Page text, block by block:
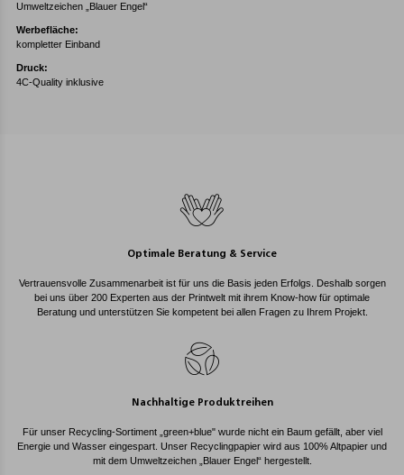
Umweltzeichen „Blauer Engel“
Werbefläche:
kompletter Einband
Druck:
4C-Quality inklusive
Optimale Beratung & Service
Vertrauensvolle Zusammenarbeit ist für uns die Basis jeden Erfolgs. Deshalb sorgen
bei uns über 200 Experten aus der Printwelt mit ihrem Know-how für optimale
Beratung und unterstützen Sie kompetent bei allen Fragen zu Ihrem Projekt.
Nachhaltige Produktreihen
Für unser Recycling-Sortiment „green+blue" wurde nicht ein Baum gefällt, aber viel
Energie und Wasser eingespart. Unser Recyclingpapier wird aus 100% Altpapier und
mit dem Umweltzeichen „Blauer Engel“ hergestellt.